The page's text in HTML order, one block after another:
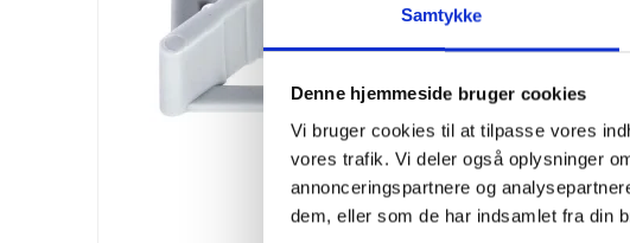
Samtykke
Denne hjemmeside bruger cookies
Vi bruger cookies til at tilpasse vores
vores trafik. Vi deler også oplysninger
annonceringspartnere og
dem, eller som de har indsamlet fra din